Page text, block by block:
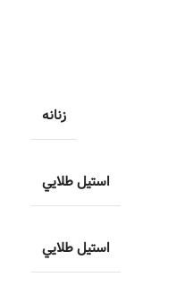
زنانه
استيل طلايي
استيل طلايي